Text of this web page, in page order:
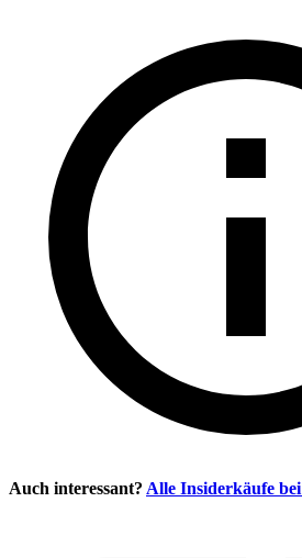
Auch interessant? Alle Insiderkäufe bei